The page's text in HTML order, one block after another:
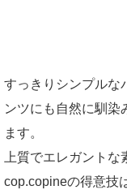
すっきりシンプルな
ンツにも自然に馴染
ます。
上質でエレガントな
cop.copineの得意技